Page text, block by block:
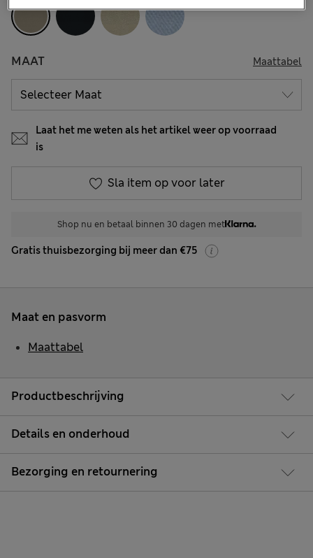
MAAT Maattabel
Laat het me weten als het artikel weer op voorraad
is
Sla item op voor later
Shop nu en betaal binnen 30 dagen met
Gratis thuisbezorging bij meer dan €75
Productbeschrijving
Details en onderhoud
Bezorging en retournering
Maat en pasvorm
Maattabel